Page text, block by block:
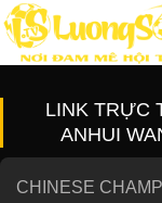
LINK TRỰC
ANHUI
CHINESE